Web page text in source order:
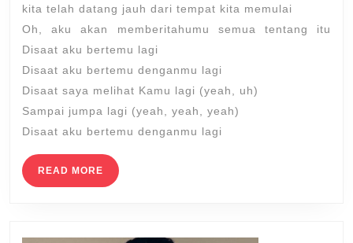
kita telah datang jauh dari tempat kita memulai
Oh, aku akan memberitahumu semua tentang itu
Disaat aku bertemu lagi
Disaat aku bertemu denganmu lagi
Disaat saya melihat Kamu lagi (yeah, uh)
Sampai jumpa lagi (yeah, yeah, yeah)
Disaat aku bertemu denganmu lagi
READ MORE READ
MORE